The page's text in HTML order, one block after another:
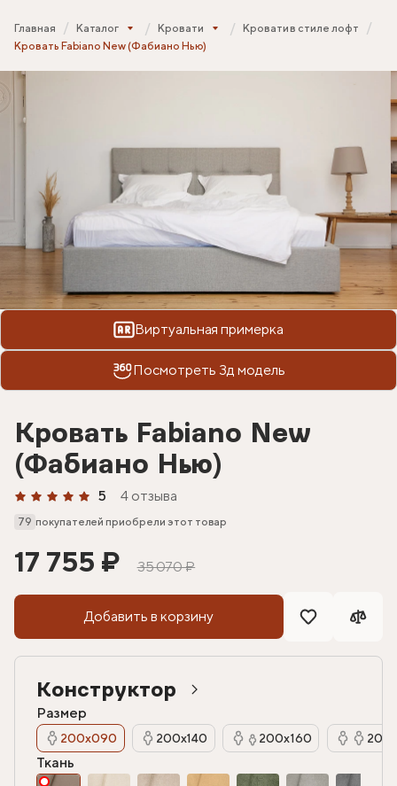
Главная Каталог Кровати
Кровати в стиле лофт
Кровать Fabiano New (Фабиано Нью)
Виртуальная примерка
Посмотреть 3д модель
Кровать Fabiano New
(Фабиано Нью)
5 4 отзыва
79 покупателей приобрели этот товар
17 755 ₽ 35 070 ₽
Добавить в корзину
Конструктор
Размер
200х090 200х140 200х160
Ткань